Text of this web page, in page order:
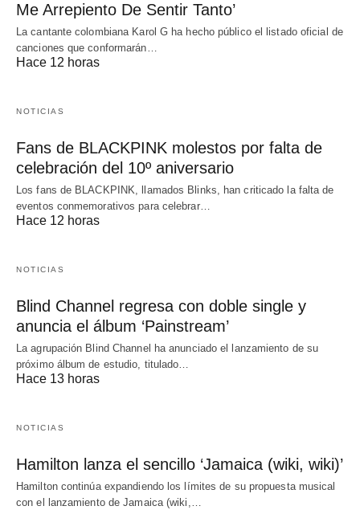
Me Arrepiento De Sentir Tanto’
La cantante colombiana Karol G ha hecho público el listado oficial de
canciones que conformarán…
Hace 12 horas
NOTICIAS
Fans de BLACKPINK molestos por falta de
celebración del 10º aniversario
Los fans de BLACKPINK, llamados Blinks, han criticado la falta de
eventos conmemorativos para celebrar…
Hace 12 horas
NOTICIAS
Blind Channel regresa con doble single y
anuncia el álbum ‘Painstream’
La agrupación Blind Channel ha anunciado el lanzamiento de su
próximo álbum de estudio, titulado…
Hace 13 horas
NOTICIAS
Hamilton lanza el sencillo ‘Jamaica (wiki, wiki)’
Hamilton continúa expandiendo los límites de su propuesta musical
con el lanzamiento de Jamaica (wiki,…